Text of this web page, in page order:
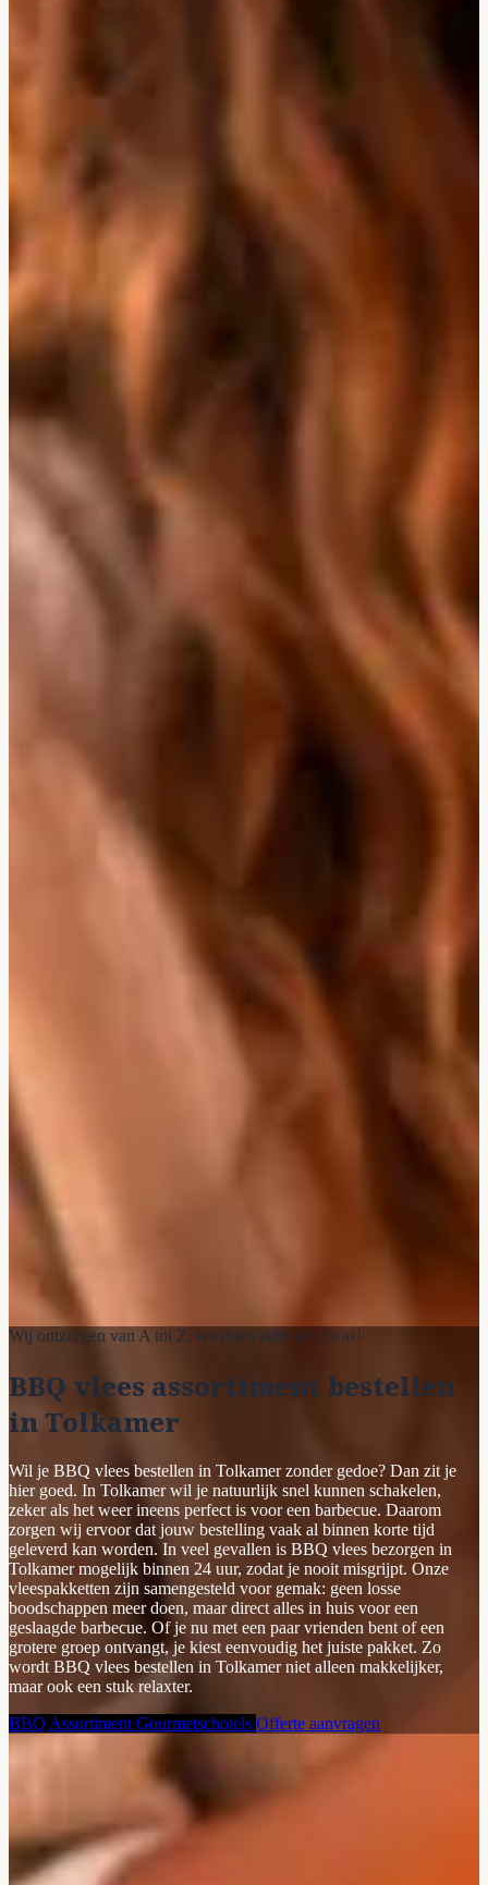
Wij ontzorgen van A tot Z, we doen zelfs de afwas!
BBQ vlees assortiment bestellen
in Tolkamer
Wil je BBQ vlees bestellen in Tolkamer zonder gedoe? Dan zit je
hier goed. In Tolkamer wil je natuurlijk snel kunnen schakelen,
zeker als het weer ineens perfect is voor een barbecue. Daarom
zorgen wij ervoor dat jouw bestelling vaak al binnen korte tijd
geleverd kan worden. In veel gevallen is BBQ vlees bezorgen in
Tolkamer mogelijk binnen 24 uur, zodat je nooit misgrijpt. Onze
vleespakketten zijn samengesteld voor gemak: geen losse
boodschappen meer doen, maar direct alles in huis voor een
geslaagde barbecue. Of je nu met een paar vrienden bent of een
grotere groep ontvangt, je kiest eenvoudig het juiste pakket. Zo
wordt BBQ vlees bestellen in Tolkamer niet alleen makkelijker,
maar ook een stuk relaxter.
BBQ Assortiment Gourmetschotels Offerte aanvragen